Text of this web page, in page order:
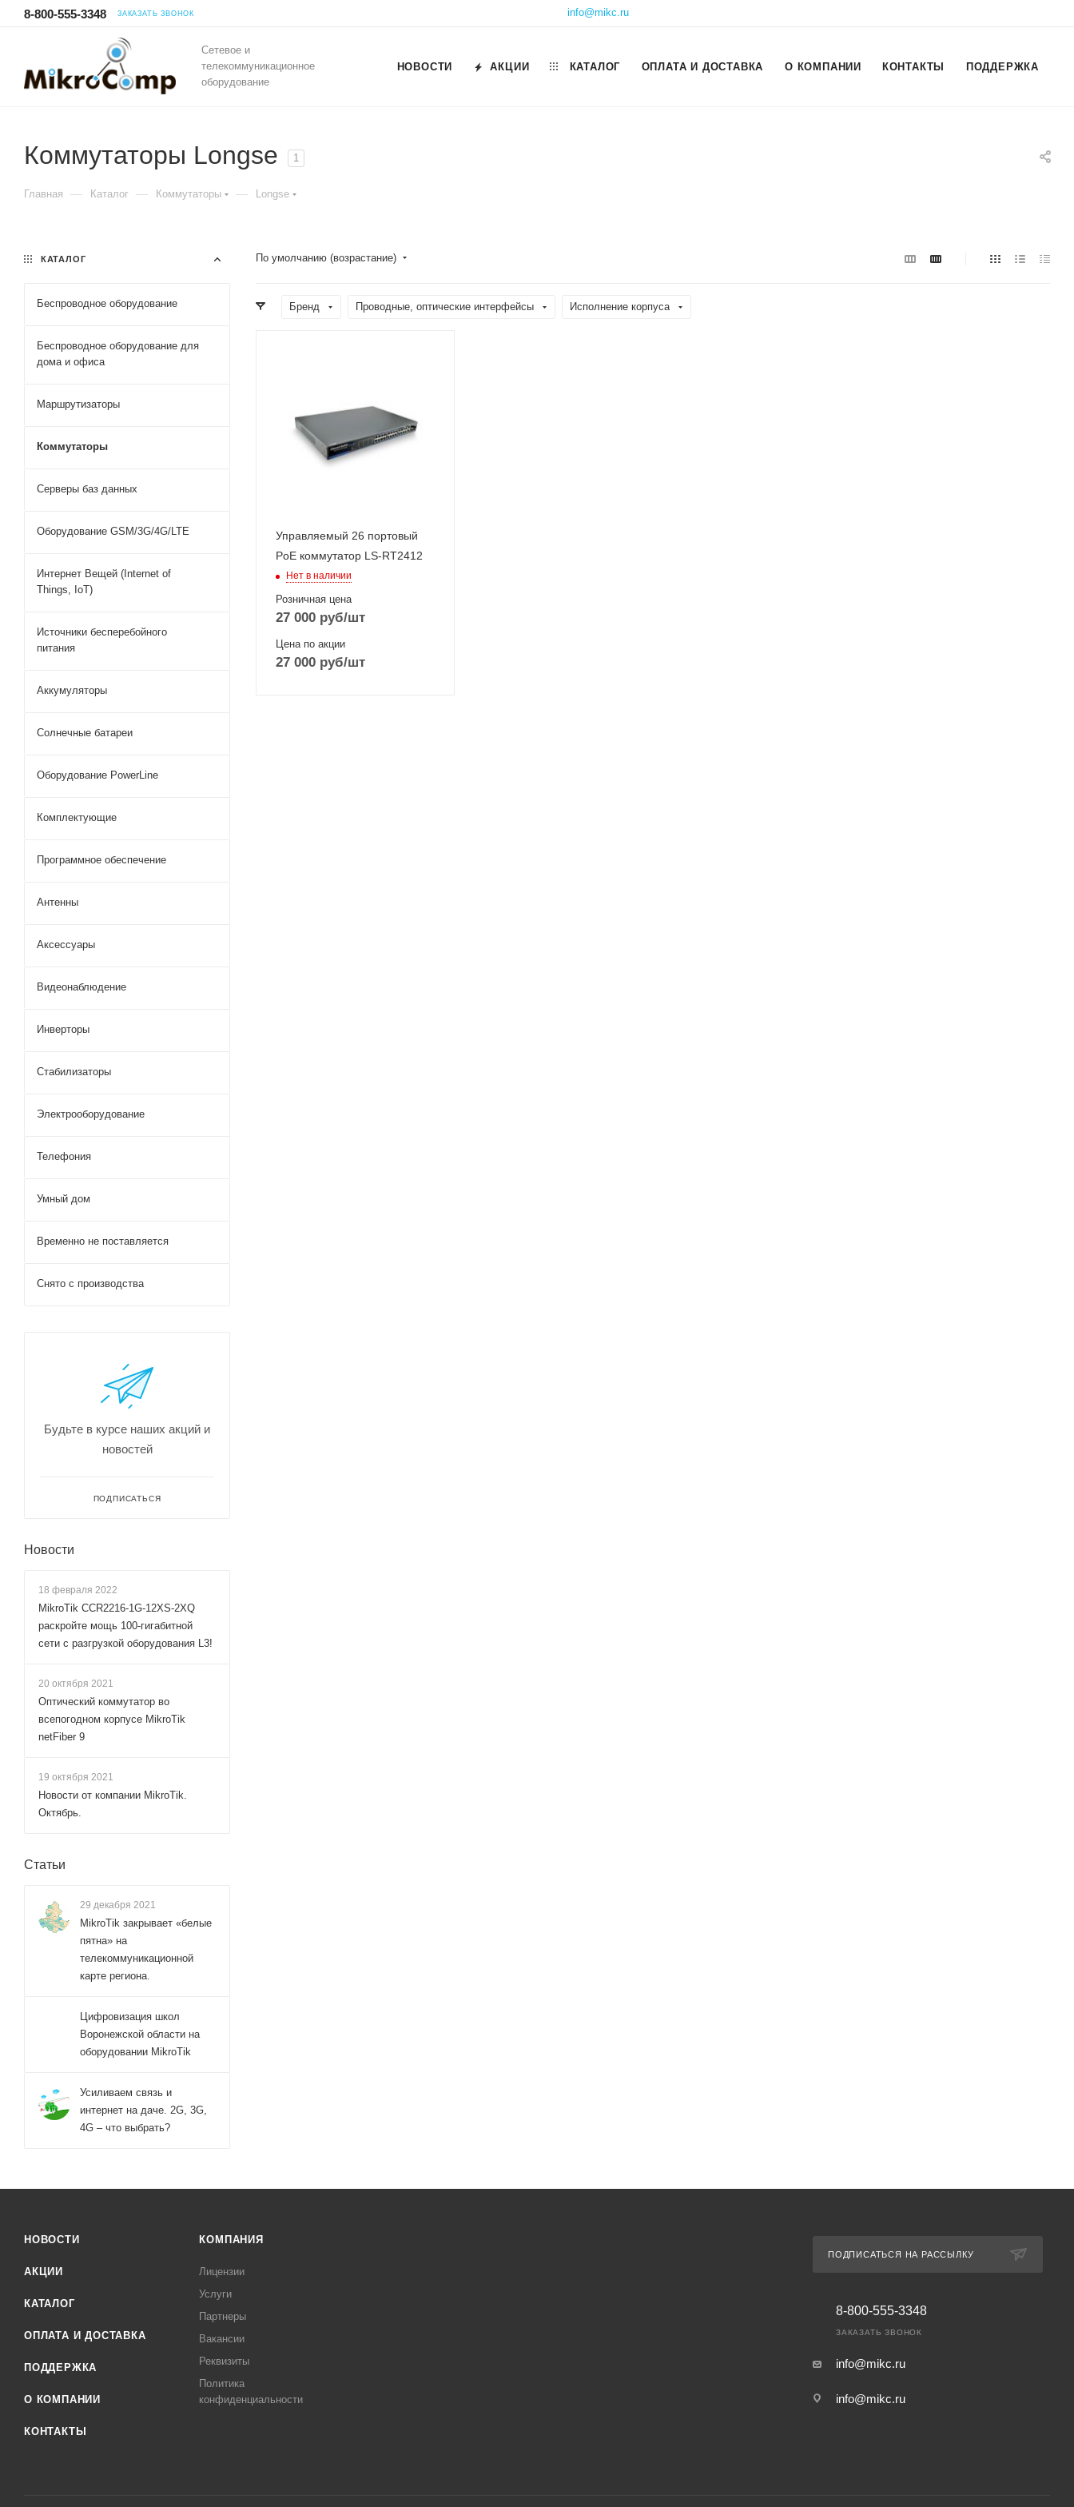
8-800-555-3348 ЗАКАЗАТЬ ЗВОНОК info@mikc.ru
Сетевое и
телекоммуникационное
оборудование
НОВОСТИ АКЦИИ КАТАЛОГ ОПЛАТА И ДОСТАВКА О КОМПАНИИ КОНТАКТЫ ПОДДЕРЖКА
Коммутаторы Longse 1
Главная — Каталог — Коммутаторы — Longse
По умолчанию (возрастание)
Бренд Проводные, оптические интерфейсы Исполнение корпуса
24xFastEthernetPoEOut,
2xGigabitEthernet
Управляемый 26 портовый
PoE коммутатор LS-RT2412
Нет в наличии
Розничная цена
27 000 руб/шт
Цена по акции
27 000 руб/шт
КАТАЛОГ
Беспроводное оборудование
Беспроводное оборудование для
дома и офиса
Маршрутизаторы
Коммутаторы
Серверы баз данных
Оборудование GSM/3G/4G/LTE
Интернет Вещей (Internet of
Things, IoT)
Источники бесперебойного
питания
Аккумуляторы
Солнечные батареи
Оборудование PowerLine
Комплектующие
Программное обеспечение
Антенны
Аксессуары
Видеонаблюдение
Инверторы
Стабилизаторы
Электрооборудование
Телефония
Умный дом
Временно не поставляется
Снято с производства
Будьте в курсе наших акций и
новостей
ПОДПИСАТЬСЯ
Новости
18 февраля 2022
MikroTik CCR2216-1G-12XS-2XQ
раскройте мощь 100-гигабитной
сети с разгрузкой оборудования L3!
20 октября 2021
Оптический коммутатор во
всепогодном корпусе MikroTik
netFiber 9
19 октября 2021
Новости от компании MikroTik.
Октябрь.
Статьи
29 декабря 2021
MikroTik закрывает «белые
пятна» на
телекоммуникационной
карте региона.
Цифровизация школ
Воронежской области на
оборудовании MikroTik
Усиливаем связь и
интернет на даче. 2G, 3G,
4G – что выбрать?
НОВОСТИ
АКЦИИ
КАТАЛОГ
ОПЛАТА И ДОСТАВКА
ПОДДЕРЖКА
О КОМПАНИИ
КОНТАКТЫ
КОМПАНИЯ
Лицензии
Услуги
Партнеры
Вакансии
Реквизиты
Политика
конфиденциальности
ПОДПИСАТЬСЯ НА РАССЫЛКУ
8-800-555-3348
ЗАКАЗАТЬ ЗВОНОК
info@mikc.ru
info@mikc.ru